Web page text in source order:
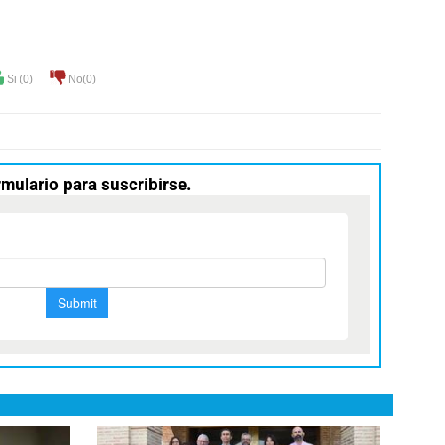
Si (0) No(0)
para suscribirse.